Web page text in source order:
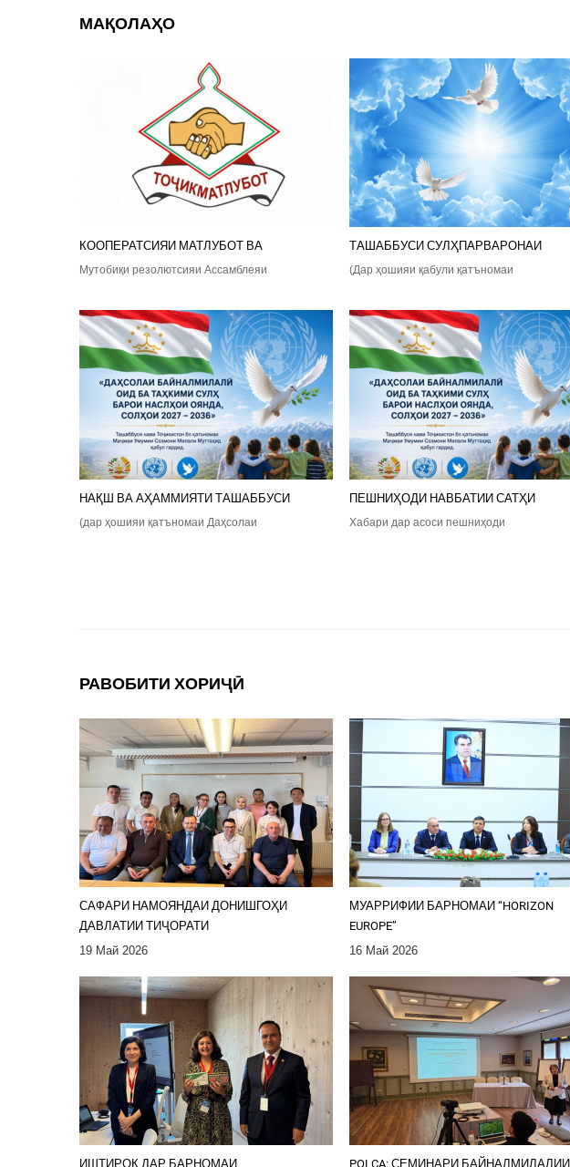
МАҚОЛАҲО
КООПЕРАТСИЯИ МАТЛУБОТ ВА
Мутобиқи резолютсияи Ассамблеяи
ТАШАББУСИ СУЛҲПАРВАРОНАИ
(Дар ҳошияи қабули қатъномаи
НАҚШ ВА АҲАММИЯТИ ТАШАББУСИ
(дар ҳошияи қатъномаи Даҳсолаи
ПЕШНИҲОДИ НАВБАТИИ САТҲИ
Хабари дар асоси пешниҳоди
РАВОБИТИ ХОРИҶӢ
САФАРИ НАМОЯНДАИ ДОНИШГОҲИ
ДАВЛАТИИ ТИҶОРАТИ
19 Май 2026
МУАРРИФИИ БАРНОМАИ “HORIZON
EUROPE”
16 Май 2026
ИШТИРОК ДАР БАРНОМАИ POLCA: СЕМИНАРИ БАЙНАЛМИЛАЛИИ